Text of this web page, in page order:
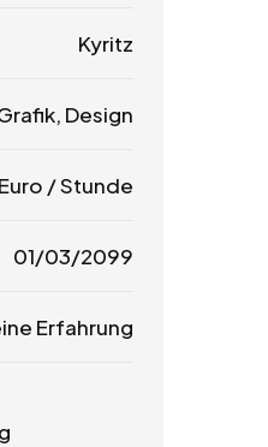
Kyritz
Design
Euro / Stunde
01/03/2099
Erfahrung